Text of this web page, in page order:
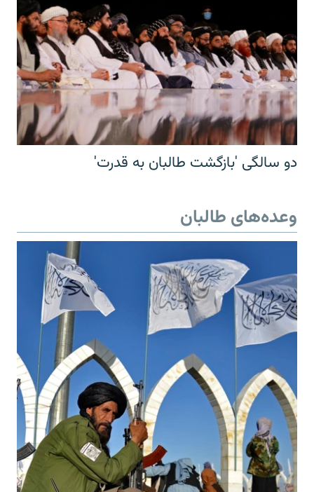
دو سالگی 'بازگشت طالبان به قدرت'
وعده‌های طالبان